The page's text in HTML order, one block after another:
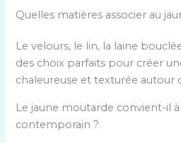
Quelles matières associer au
Le velours, le lin, la laine
des choix parfaits pour créer
chaleureuse et texturée autour
Le jaune moutarde convient-il
contemporain ?